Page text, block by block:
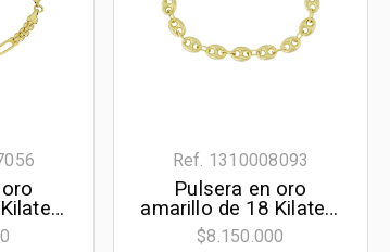
4
Ref. 1310008093
Pulsera en oro
amarillo de 18 Kilates,
21 cm. de largo, 7.50
$8.150.000